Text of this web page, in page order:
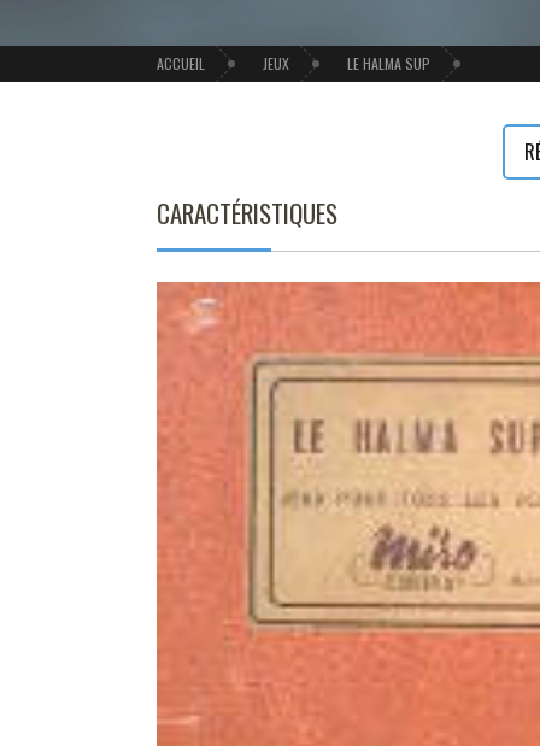
ACCUEIL JEUX LE HALMA SUP
CARACTÉRISTIQUES